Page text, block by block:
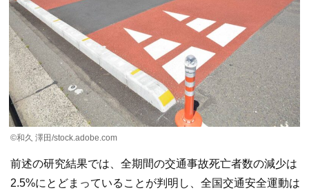
©︎和久 澤田/stock.adobe.com
前述の研究結果では、全期間の交通事故死亡者数の減少は
2.5%にとどまっていることが判明し、全国交通安全運動は